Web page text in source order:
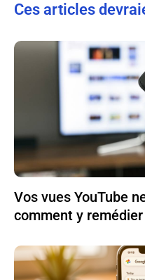
Ces articles
Vos vues YouTube
comment y remédier